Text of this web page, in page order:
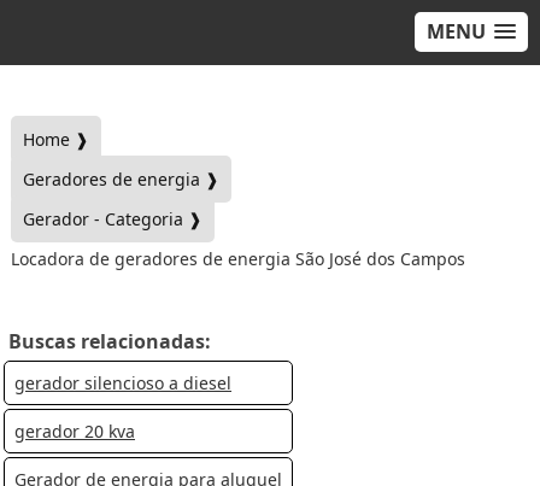
MENU
Home ❱
Geradores de energia ❱
Gerador - Categoria ❱
Locadora de geradores de energia São José dos Campos
Buscas relacionadas:
gerador silencioso a diesel
gerador 20 kva
Gerador de energia para aluguel